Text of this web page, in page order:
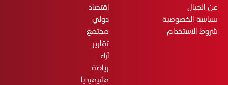
عن الجبال
سياسة الخصوصية
شروط الاستخدام
اقتصاد
دولي
مجتمع
تقارير
آراء
رياضة
ملتيميديا